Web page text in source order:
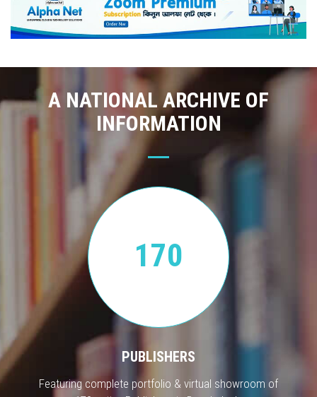
A NATIONAL ARCHIVE OF
INFORMATION
170
PUBLISHERS
Featuring complete portfolio & virtual showroom of